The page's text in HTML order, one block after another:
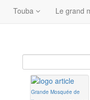
Touba Le grand
Grande Mosquée de